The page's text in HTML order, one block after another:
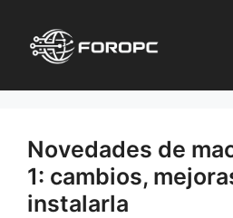
contenido
Novedades de
1: cambios,
instalarla